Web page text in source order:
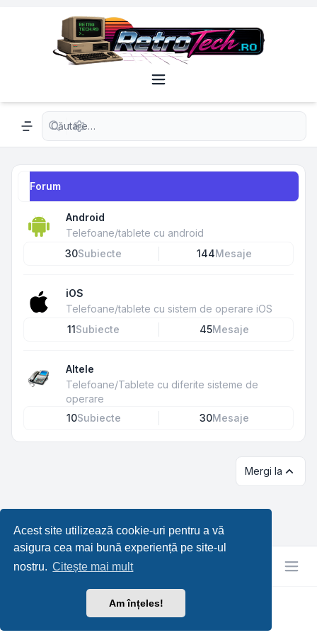
Acest site utilizează cookie-uri pentru a vă
asigura cea mai bună experiență pe site-ul
nostru. Citește mai mult
Am înțeles!
Navigation menu
Căutare avansată
Forum
Android
Telefoane/tablete cu android
30Subiecte 144Mesaje
iOS
Telefoane/tablete cu sistem de operare iOS
11Subiecte 45Mesaje
Altele
Telefoane/Tablete cu diferite sisteme de
operare
10Subiecte 30Mesaje
Mergi la